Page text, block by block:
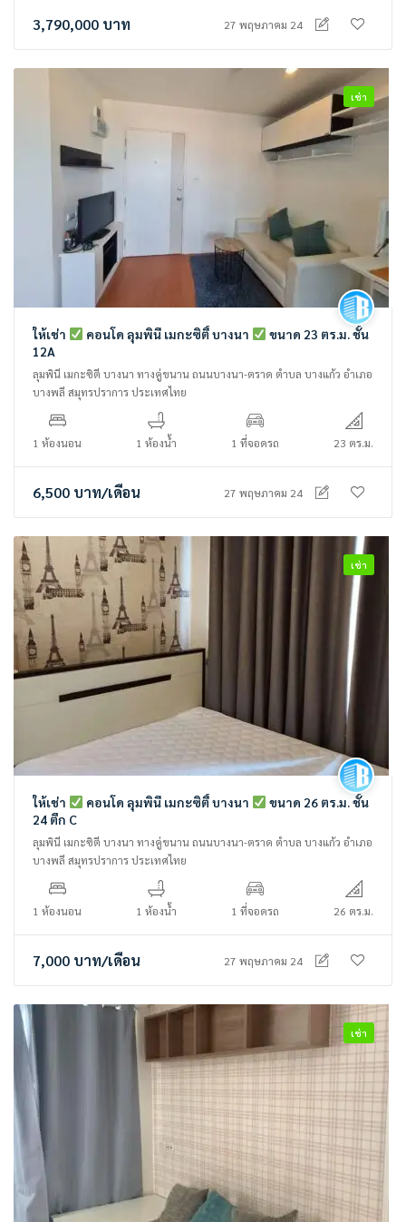
3,790,000 บาท 27 พฤษภาคม 24
เช่า
ให้เช่า คอนโด ลุมพินี เมกะซิตี้ บางนา
ขนาด 23 ตร.ม. ชั้น
12A
ลุมพินี เมกะซิตี บางนา ทางคู่ขนาน ถนนบางนา-ตราด ตำบล บางแก้ว อำเภอ
บางพลี สมุทรปราการ ประเทศไทย
1 ห้องนอน 1 ห้องน้ำ 1 ที่จอดรถ 23 ตร.ม.
6,500 บาท/เดือน 27 พฤษภาคม 24
เช่า
ให้เช่า คอนโด ลุมพินี เมกะซิตี้ บางนา
ขนาด 26 ตร.ม. ชั้น
24 ตึก C
ลุมพินี เมกะซิตี บางนา ทางคู่ขนาน ถนนบางนา-ตราด ตำบล บางแก้ว อำเภอ
บางพลี สมุทรปราการ ประเทศไทย
1 ห้องนอน 1 ห้องน้ำ 1 ที่จอดรถ 26 ตร.ม.
7,000 บาท/เดือน 27 พฤษภาคม 24
เช่า